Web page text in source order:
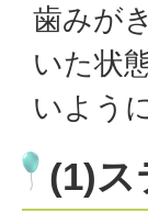
歯みが
いた状
いよう
(1)ス